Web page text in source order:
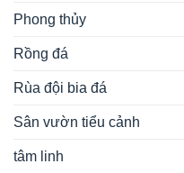
Phong thủy
Rồng đá
Rùa đội bia đá
Sân vườn tiểu cảnh
tâm linh